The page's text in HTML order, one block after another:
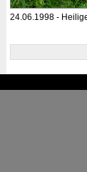
24.06.1998 -